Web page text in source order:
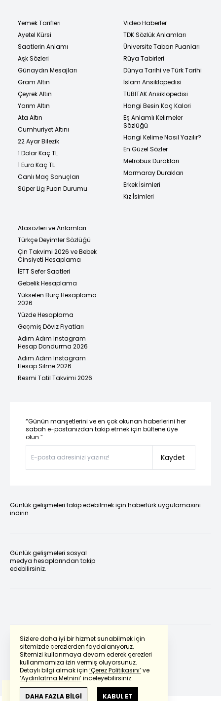
Sizlere daha iyi bir hizmet sunabilmek için
sitemizde çerezlerden faydalanıyoruz.
Sitemizi kullanmaya devam ederek çerezleri
kullanmamıza izin vermiş oluyorsunuz.
Detaylı bilgi almak için ‘Çerez Politikasını’ve
‘Aydınlatma Metnini’inceleyebilirsiniz.
DAHA FAZLA BİLGİ KABUL ET
Yemek Tarifleri
Ayetel Kürsi
Saatlerin Anlamı
Aşk Sözleri
Günaydın Mesajları
Gram Altın
Çeyrek Altın
Yarım Altın
Ata Altın
Cumhuriyet Altını
22 Ayar Bilezik
1 Dolar Kaç TL
1 Euro Kaç TL
Canlı Maç Sonuçları
Süper Lig Puan Durumu
Video Haberler
TDK Sözlük Anlamları
Üniversite Taban Puanları
Rüya Tabirleri
Dünya Tarihi ve Türk Tarihi
İslam Ansiklopedisi
TÜBİTAK Ansiklopedisi
Hangi Besin Kaç Kalori
Eş Anlamlı Kelimeler
Sözlüğü
Hangi Kelime Nasıl Yazılır?
En Güzel Sözler
Metrobüs Durakları
Marmaray Durakları
Erkek İsimleri
Kız İsimleri
Atasözleri ve Anlamları
Türkçe Deyimler Sözlüğü
Çin Takvimi 2026 ve Bebek
Cinsiyeti Hesaplama
İETT Sefer Saatleri
Gebelik Hesaplama
Yükselen Burç Hesaplama
2026
Yüzde Hesaplama
Geçmiş Döviz Fiyatları
Adım Adım Instagram
Hesap Dondurma 2026
Adım Adım Instagram
Hesap Silme 2026
Resmi Tatil Takvimi 2026
“Günün manşetlerini ve en çok okunan haberlerini her
sabah e-postanızdan takip etmek için bültene üye
olun.”
Kaydet
Günlük gelişmeleri takip edebilmek için habertürk uygulamasını
indirin
Günlük gelişmeleri sosyal
medya hesaplarından takip
edebilirsiniz.
Powered by Translate
Bu çevirideGoogle Transletekullanılmıştır.
Anlam ve çeviri hatalarından
haberturk.com